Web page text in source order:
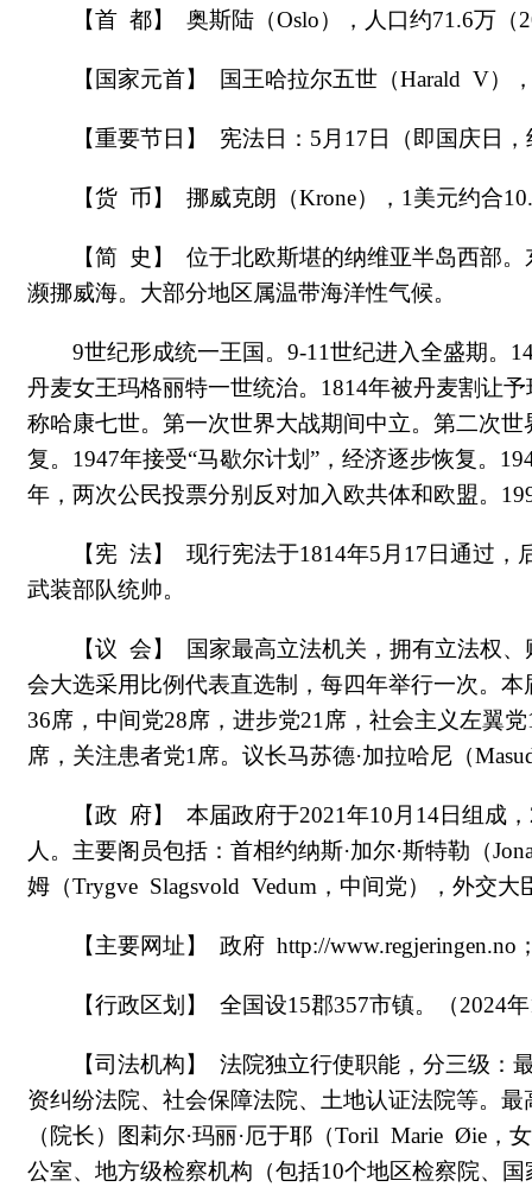
【首 都】 奥斯陆（Oslo），人口约71.6万
【国家元首】 国王哈拉尔五世（Harald V）
【重要节日】 宪法日：5月17日（即国庆日
【货 币】 挪威克朗（Krone），1美元约合
【简 史】 位于北欧斯堪的纳维亚半岛西部
濒挪威海。大部分地区属温带海洋性气候。
9世纪形成统一王国。9-11世纪进入全盛期。
丹麦女王玛格丽特一世统治。1814年被丹麦割让
称哈康七世。第一次世界大战期间中立。第二次
复。1947年接受“马歇尔计划”，经济逐步恢复。
年，两次公民投票分别反对加入欧共体和欧盟。
【宪 法】 现行宪法于1814年5月17日通过
武装部队统帅。
【议 会】 国家最高立法机关，拥有立法权
会大选采用比例代表直选制，每四年举行一次。
36席，中间党28席，进步党21席，社会主义左翼
席，关注患者党1席。议长马苏德·加拉哈尼（
【政 府】 本届政府于2021年10月14日组成
人。主要阁员包括：首相约纳斯·加尔·斯特勒（
姆（Trygve Slagsvold Vedum，中间党），外交大
【主要网址】 政府 http://www.regjeringen.no
【行政区划】 全国设15郡357市镇。（2024
【司法机构】 法院独立行使职能，分三级：
资纠纷法院、社会保障法院、土地认证法院等。
（院长）图莉尔·玛丽·厄于耶（Toril Marie Øie
公室、地方级检察机构（包括10个地区检察院、